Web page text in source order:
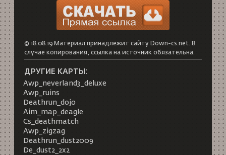
© 18.08.19 Материал принадлежит сайту Down-cs.net. В
случае копирования, ссылка на источник обязательна.
ДРУГИЕ КАРТЫ:
Awp_neverland3_deluxe
Awp_ruins
Deathrun_dojo
Aim_map_deagle
Cs_deathmatch
Awp_zigzag
Deathrun_dust2009
De_dust2_2x2